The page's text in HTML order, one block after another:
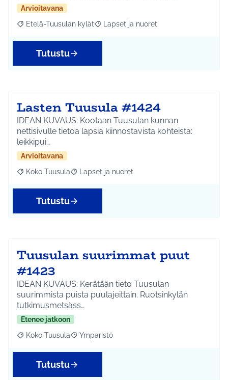
Arvioitavana
Rajaa tulokset aihepiirin mukaan: Etelä-Tuusulan kylät
Etelä-Tuusulan kylät Rajaa tulokset teeman mukaan: Lapset
Lapset ja nuoret
Tutustu
Lasten Tuusula #1424
IDEAN KUVAUS: Kootaan Tuusulan kunnan
nettisivulle tietoa lapsia kiinnostavista kohteista:
leikkipui…
Arvioitavana
Rajaa tulokset aihepiirin mukaan: Koko Tuusula
Koko Tuusula Rajaa tulokset teeman mukaan: Lapset ja
Lapset ja nuoret
Tutustu
Tuusulan suurimmat puut
#1423
IDEAN KUVAUS: Kerätään tieto Tuusulan
suurimmista puista puulajeittain. Ruotsinkylän
tutkimusmetsäss…
Etenee jatkoon
Rajaa tulokset aihepiirin mukaan: Koko Tuusula
Koko Tuusula Rajaa tulokset teeman mukaan: Ympäristö
Ympäristö
Tutustu